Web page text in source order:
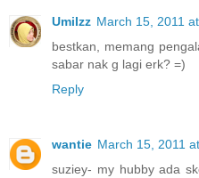
UmiIzz March 15, 2011
bestkan, memang
sabar nak g lagi erk? =)
Reply
wantie March 15, 2011
suziey- my hubby ada